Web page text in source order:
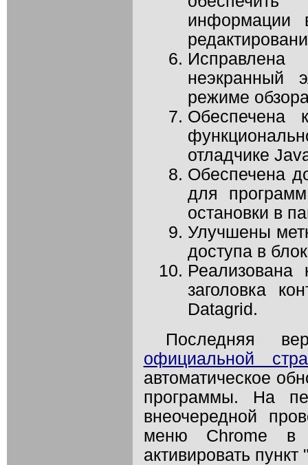
информации
неэкранный
режиме
Обеспечена
отладчике
Обеспечена
для
остановки в
Улучшены
доступа в
Реализована
заголовка
Datagrid.
Последняя
официальной
автоматическое
программы. На
внеочередной
меню Chrome в
активировать